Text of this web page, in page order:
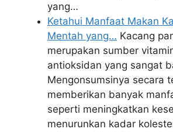
yang…
Ketahui Manfaat Makan
Mentah yang… Kacang
merupakan sumber
antioksidan yang sangat
Mengonsumsinya secara
memberikan banyak
seperti meningkatkan
menurunkan kadar